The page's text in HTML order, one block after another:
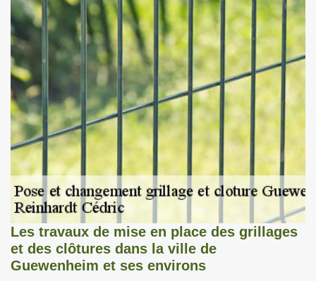
Les travaux de mise en place des grillages
et des clôtures dans la ville de
Guewenheim et ses environs